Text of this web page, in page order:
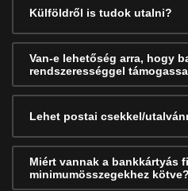
Külföldről is tudok utalni?
Van-e lehetőség arra, hogy
rendszerességgel
Lehet postai csekkel/
Miért vannak a bankkártyás
minimumösszegekhez kötve?